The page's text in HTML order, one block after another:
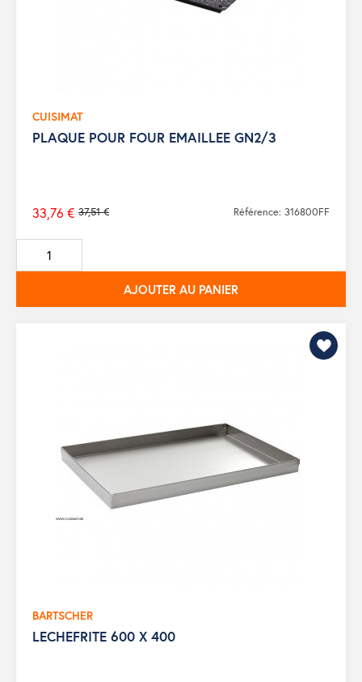
CUISIMAT
PLAQUE POUR FOUR EMAILLEE GN2/3
Prix
de
base
37,51 €
33,76 € Référence: 316800FF
AJOUTER AU PANIER
BARTSCHER
LECHEFRITE 600 X 400